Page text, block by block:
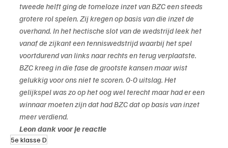
tweede helft ging de tomeloze inzet van BZC een steeds
grotere rol spelen. Zij kregen op basis van die inzet de
overhand. In het hectische slot van de wedstrijd leek het
vanaf de zijkant een tenniswedstrijd waarbij het spel
voortdurend van links naar rechts en terug verplaatste.
BZC kreeg in die fase de grootste kansen maar wist
gelukkig voor ons niet te scoren. 0-0 uitslag. Het
gelijkspel was zo op het oog wel terecht maar had er een
winnaar moeten zijn dat had BZC dat op basis van inzet
meer verdiend.
Leon dank voor je reactie
5e klasse D